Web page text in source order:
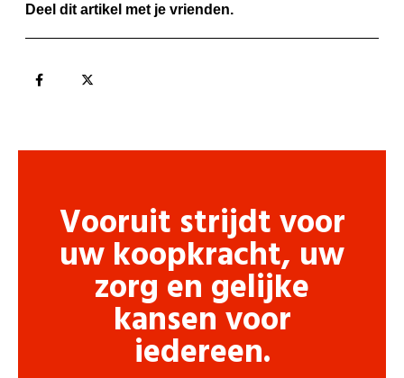
Deel dit artikel met je vrienden.
Vooruit strijdt voor
uw koopkracht, uw
zorg en gelijke
kansen voor
iedereen.